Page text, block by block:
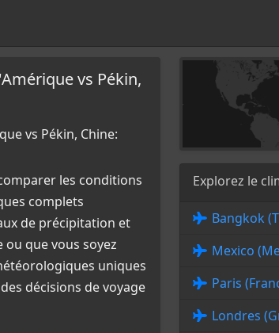
vs Pékin,
vs Pékin, Chine:
les conditions
complets
de précipitation et
que vous soyez
uniques
décisions de voyage
Explorez le
Bangkok
Mexico
Paris
Londres